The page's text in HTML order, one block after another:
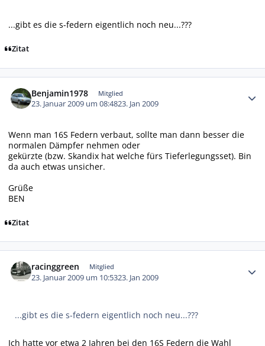
...gibt es die s-federn eigentlich noch neu...???
Zitat
Benjamin1978 Mitglied
23. Januar 2009 um 08:4823. Jan 2009
Wenn man 16S Federn verbaut, sollte man dann besser die
normalen Dämpfer nehmen oder
gekürzte (bzw. Skandix hat welche fürs Tieferlegungsset). Bin
da auch etwas unsicher.
Grüße
BEN
Zitat
racinggreen Mitglied
23. Januar 2009 um 10:5323. Jan 2009
...gibt es die s-federn eigentlich noch neu...???
Ich hatte vor etwa 2 Jahren bei den 16S Federn die Wahl